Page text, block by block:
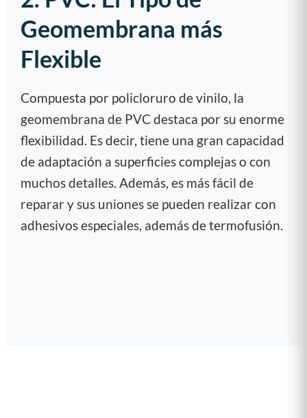
Geomembrana más
Flexible
Compuesta por policloruro de vinilo, la
geomembrana de PVC destaca por su enorme
flexibilidad. Es decir, tiene una gran capacidad
de adaptación a superficies complejas o con
muchos detalles. Además, es más fácil de
reparar y sus uniones se pueden realizar con
adhesivos especiales, además de termofusión.